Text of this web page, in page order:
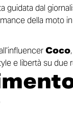
guidata dal
della moto
Coco
e libertà su due